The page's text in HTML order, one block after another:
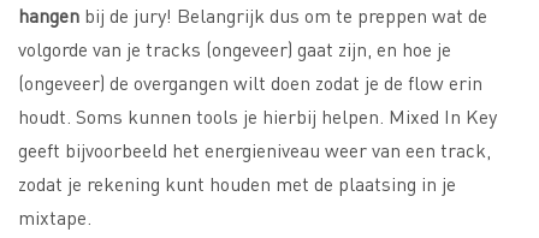
hangen bij de jury! Belangrijk dus om te preppen wat de
volgorde van je tracks (ongeveer) gaat zijn, en hoe je
(ongeveer) de overgangen wilt doen zodat je de flow erin
houdt. Soms kunnen tools je hierbij helpen. Mixed In Key
geeft bijvoorbeeld het energieniveau weer van een track,
zodat je rekening kunt houden met de plaatsing in je
mixtape.